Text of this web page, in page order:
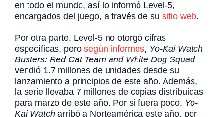
en todo el mundo, así lo informó Level-5,
encargados del juego, a través de su sitio web.
Por otra parte, Level-5 no otorgó cifras
específicas, pero según informes, Yo-Kai Watch
Busters: Red Cat Team and White Dog Squad
vendió 1.7 millones de unidades desde su
lanzamiento a principios de este año. Además,
la serie llevaba 7 millones de copias distribuidas
para marzo de este año. Por si fuera poco, Yo-
Kai Watch arribó a Norteamérica este año, por